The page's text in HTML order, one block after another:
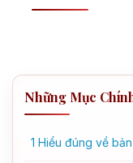
Những Mục
1 Hiểu đúng về